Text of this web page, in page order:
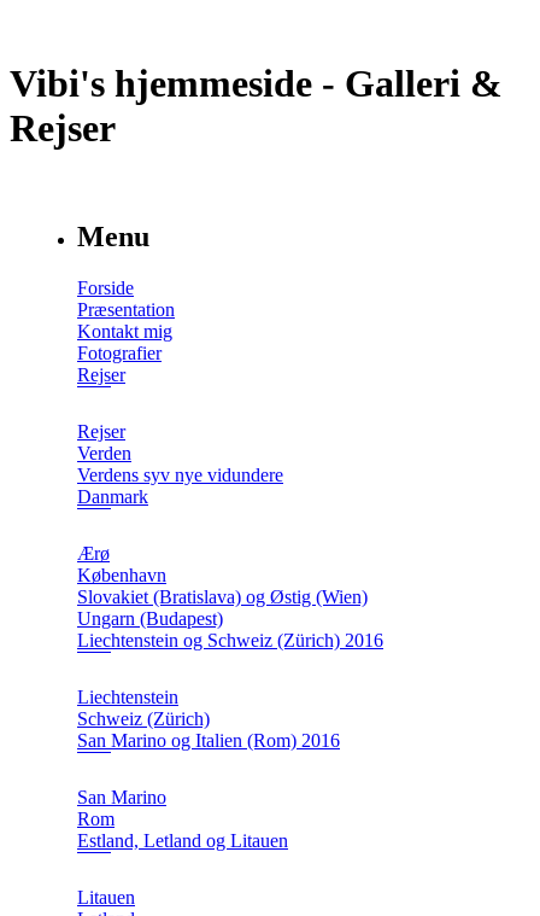
Vibi's hjemmeside - Galleri &
Rejser
Menu
Forside
Præsentation
Kontakt mig
Fotografier
Rejser
Rejser
Verden
Verdens syv nye vidundere
Danmark
Ærø
København
Slovakiet (Bratislava) og Østig (Wien)
Ungarn (Budapest)
Liechtenstein og Schweiz (Zürich) 2016
Liechtenstein
Schweiz (Zürich)
San Marino og Italien (Rom) 2016
San Marino
Rom
Estland, Letland og Litauen
Litauen